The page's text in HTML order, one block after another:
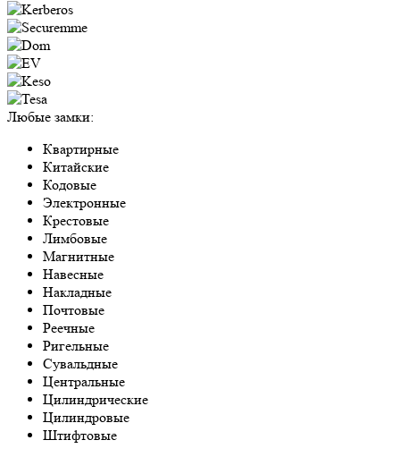
Любые замки:
Квартирные
Китайские
Кодовые
Электронные
Крестовые
Лимбовые
Магнитные
Навесные
Накладные
Почтовые
Реечные
Ригельные
Сувальдные
Центральные
Цилиндрические
Цилиндровые
Штифтовые